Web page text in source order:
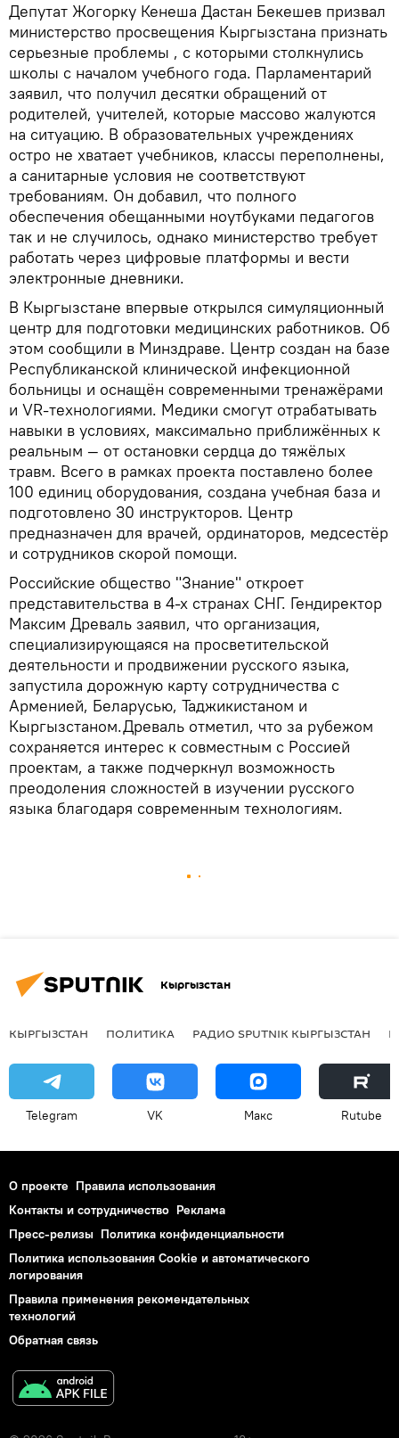
Депутат Жогорку Кенеша Дастан Бекешев призвал
министерство просвещения Кыргызстана признать
серьезные проблемы , с которыми столкнулись
школы с началом учебного года. Парламентарий
заявил, что получил десятки обращений от
родителей, учителей, которые массово жалуются
на ситуацию. В образовательных учреждениях
остро не хватает учебников, классы переполнены,
а санитарные условия не соответствуют
требованиям. Он добавил, что полного
обеспечения обещанными ноутбуками педагогов
так и не случилось, однако министерство требует
работать через цифровые платформы и вести
электронные дневники.
В Кыргызстане впервые открылся симуляционный
центр для подготовки медицинских работников. Об
этом сообщили в Минздраве. Центр создан на базе
Республиканской клинической инфекционной
больницы и оснащён современными тренажёрами
и VR-технологиями. Медики смогут отрабатывать
навыки в условиях, максимально приближённых к
реальным — от остановки сердца до тяжёлых
травм. Всего в рамках проекта поставлено более
100 единиц оборудования, создана учебная база и
подготовлено 30 инструкторов. Центр
предназначен для врачей, ординаторов, медсестёр
и сотрудников скорой помощи.
Российские общество "Знание" откроет
представительства в 4-х странах СНГ. Гендиректор
Максим Древаль заявил, что организация,
специализирующаяся на просветительской
деятельности и продвижении русского языка,
запустила дорожную карту сотрудничества с
Арменией, Беларусью, Таджикистаном и
Кыргызстаном.Древаль отметил, что за рубежом
сохраняется интерес к совместным с Россией
проектам, а также подчеркнул возможность
преодоления сложностей в изучении русского
языка благодаря современным технологиям.
Кыргызстан
КЫРГЫЗСТАН ПОЛИТИКА РАДИО SPUTNIK КЫРГЫЗСТАН
Telegram VK Макс Rutube
О проекте Правила использования
Контакты и сотрудничество Реклама
Пресс-релизы Политика конфиденциальности
Политика использования Cookie и автоматического
логирования
Правила применения рекомендательных
технологий
Обратная связь